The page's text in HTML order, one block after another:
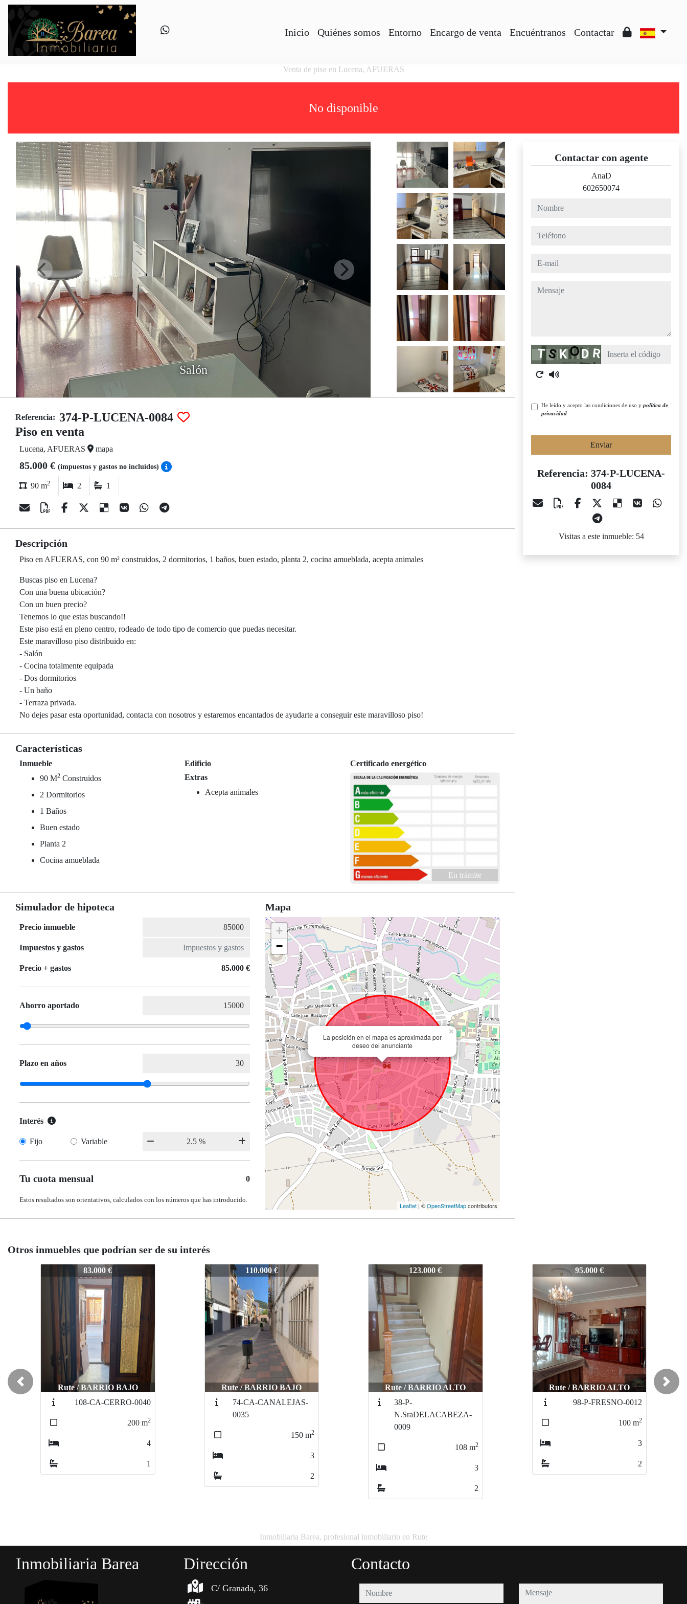
Inicio Quiénes somos Entorno Encargo de venta Encuéntranos Contactar
Venta de piso en Lucena, AFUERAS
No disponible
Salón
Referencia: 374-P-LUCENA-0084
Piso en venta
Lucena, AFUERAS mapa
85.000 € (impuestos y gastos no incluídos)
90 m2 2 1
Descripción
Piso en AFUERAS, con 90 m² construidos, 2 dormitorios, 1 baños, buen estado, planta 2, cocina amueblada, acepta animales
Buscas piso en Lucena?
Con una buena ubicación?
Con un buen precio?
Tenemos lo que estas buscando!!
Este piso está en pleno centro, rodeado de todo tipo de comercio que puedas necesitar.
Este maravilloso piso distribuido en:
- Salón
- Cocina totalmente equipada
- Dos dormitorios
- Un baño
- Terraza privada.
No dejes pasar esta oportunidad, contacta con nosotros y estaremos encantados de ayudarte a conseguir este maravilloso piso!
Características
Inmueble
90 M2 Construidos
2 Dormitorios
1 Baños
Buen estado
Planta 2
Cocina amueblada
Edificio
Extras
Acepta animales
Certificado energético
En trámite
Simulador de hipoteca
Precio inmueble
Impuestos y gastos
Precio + gastos 85.000 €
Ahorro aportado
Plazo en años
Interés
Fijo Variable
Tu cuota mensual 0
Estos resultados son orientativos, calculados con los números que has introducido.
Mapa
La posición en el mapa es aproximada por
deseo del anunciante
×
+
−
Leaflet | ©OpenStreetMapcontributors
Contactar con agente
AnaD
602650074
nombre
teléfono
e-mail
mensaje
Captcha
He leído y acepto las condiciones de uso y política de
privacidad
Enviar
Referencia: 374-P-LUCENA-
0084
Visitas a este inmueble: 54
Otros inmuebles que podrían ser de su interés
374-P-LUCENA-0084
110.000 €
Rute / BARRIO BAJO
74-CA-CANALEJAS-
2
374-P-LUCENA-0084
123.000 €
Rute / BARRIO ALTO
38-P-
N.SraDELACABEZA-
2
374-P-LUCENA-0084
95.000 €
Rute / BARRIO ALTO
98-P-FRESNO-0012
3
2
374-P-LUCENA-0084
57.000 €
Rute / ZAMBRA
190-CA-ZAMBRA-
2
Previous Next
Inmobiliaria Barea, profesional inmobiliario en Rute
Inmobiliaria Barea Dirección
C/ Granada, 36
Contacto
nombre mensaje